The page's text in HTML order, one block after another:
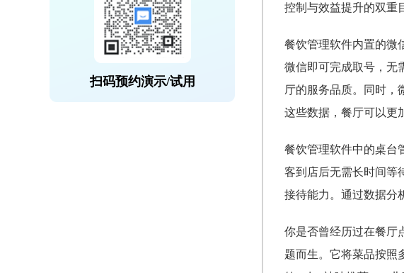
扫码预约演示/试用
控制与效益提升的双重
餐饮管理软件内置的微
微信即可完成取号，无
厅的服务品质。同时，
这些数据，餐厅可以更
餐饮管理软件中的桌台
客到店后无需长时间等
接待能力。通过数据分
你是否曾经历过在餐厅
题而生。它将菜品按照